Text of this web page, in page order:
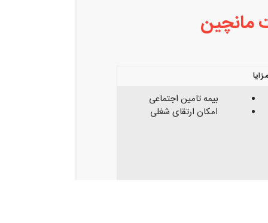
بیمه تامین اجتماعی
امکان ارتقای شغلی